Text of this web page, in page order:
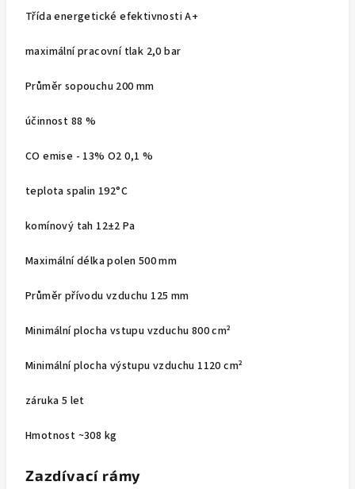
Třída energetické efektivnosti A+
maximální pracovní tlak 2,0 bar
Průměr sopouchu 200 mm
účinnost 88 %
CO emise - 13% O2 0,1 %
teplota spalin 192°C
komínový tah 12±2 Pa
Maximální délka polen 500 mm
Průměr přívodu vzduchu 125 mm
Minimální plocha vstupu vzduchu 800 cm²
Minimální plocha výstupu vzduchu 1120 cm²
záruka 5 let
Hmotnost ~308 kg
Zazdívací rámy